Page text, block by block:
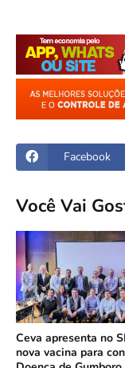
Facebook
Você Vai
Ceva apresenta no
nova vacina para